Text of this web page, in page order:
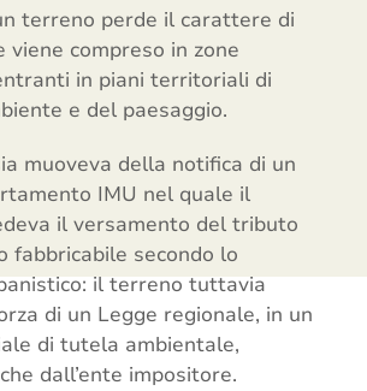
terreno perde il carattere di
viene compreso in zone
in piani territoriali di
e del paesaggio.
muoveva della notifica di un
IMU nel quale il
il versamento del tributo
fabbricabile secondo lo
il terreno tuttavia
di un Legge regionale, in un
di tutela ambientale,
dall’ente impositore.